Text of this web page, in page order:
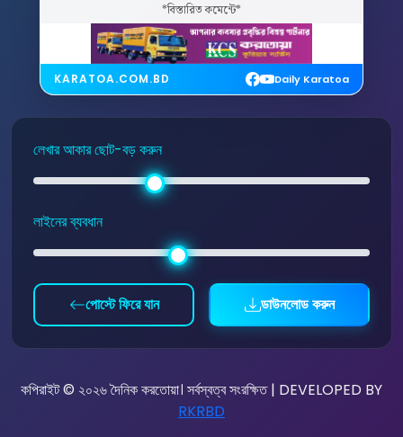
*বিস্তারিত কমেন্টে*
KARATOA.COM.BD Daily Karatoa
লেখার আকার ছোট-বড় করুন
লাইনের ব্যবধান
পোস্টে ফিরে যান ডাউনলোড করুন
কপিরাইট © ২০২৬ দৈনিক করতোয়া। সর্বস্বত্ব সংরক্ষিত | DEVELOPED BY
RKRBD